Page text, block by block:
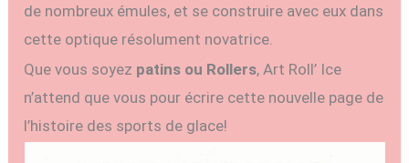
de nombreux émules, et se construire avec eux dans
cette optique résolument novatrice.
Que vous soyez patins ou Rollers, Art Roll’ Ice
n’attend que vous pour écrire cette nouvelle page de
l’histoire des sports de glace!